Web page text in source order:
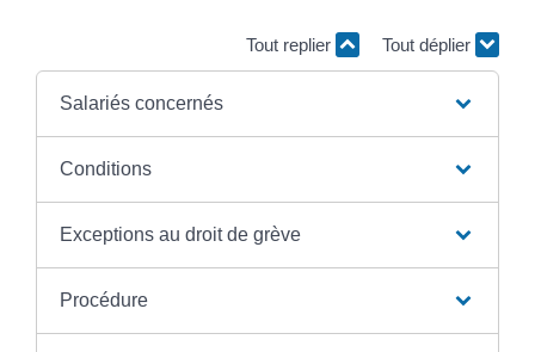
Tout replier Tout déplier
Salariés concernés
Conditions
Exceptions au droit de grève
Procédure